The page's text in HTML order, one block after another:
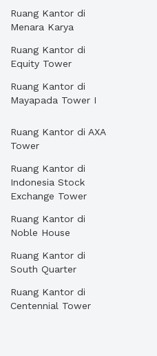
Ruang Kantor di
Menara Karya
Ruang Kantor di
Equity Tower
Ruang Kantor di
Mayapada Tower I
Ruang Kantor di AXA
Tower
Ruang Kantor di
Indonesia Stock
Exchange Tower
Ruang Kantor di
Noble House
Ruang Kantor di
South Quarter
Ruang Kantor di
Centennial Tower